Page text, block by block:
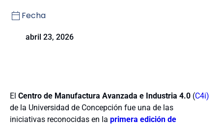
Fecha
abril 23, 2026
El Centro de Manufactura Avanzada e Industria 4.0 (C4i)
de la Universidad de Concepción fue una de las
iniciativas reconocidas en la primera edición de